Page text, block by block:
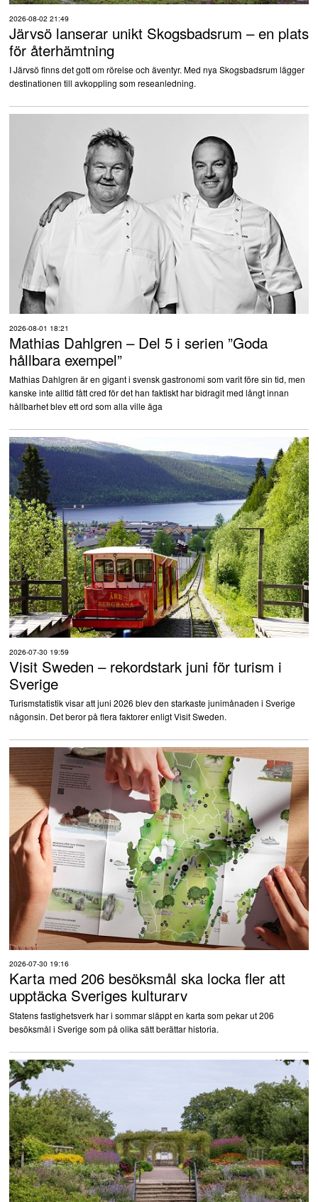
2026-08-02 21:49
Järvsö lanserar unikt Skogsbadsrum – en plats
för återhämtning
I Järvsö finns det gott om rörelse och äventyr. Med nya Skogsbadsrum lägger
destinationen till avkoppling som reseanledning.
2026-08-01 18:21
Mathias Dahlgren – Del 5 i serien ”Goda
hållbara exempel”
Mathias Dahlgren är en gigant i svensk gastronomi som varit före sin tid, men
kanske inte alltid fått cred för det han faktiskt har bidragit med långt innan
hållbarhet blev ett ord som alla ville äga
2026-07-30 19:59
Visit Sweden – rekordstark juni för turism i
Sverige
Turismstatistik visar att juni 2026 blev den starkaste junimånaden i Sverige
någonsin. Det beror på flera faktorer enligt Visit Sweden.
2026-07-30 19:16
Karta med 206 besöksmål ska locka fler att
upptäcka Sveriges kulturarv
Statens fastighetsverk har i sommar släppt en karta som pekar ut 206
besöksmål i Sverige som på olika sätt berättar historia.